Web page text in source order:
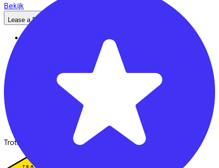
Bekijk
Lease a Bike
Security & Privacy
Trotse partner van